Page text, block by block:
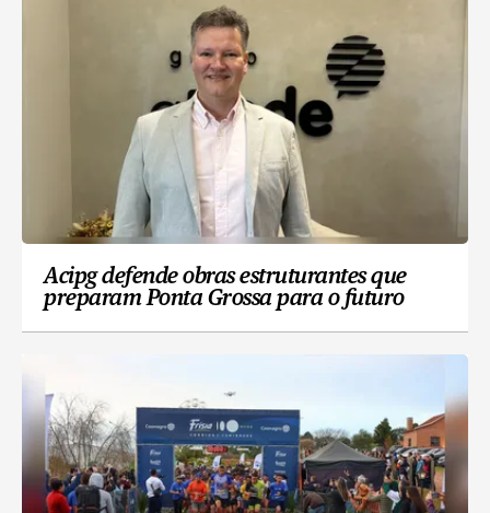
Acipg defende obras estruturantes que
preparam Ponta Grossa para o futuro